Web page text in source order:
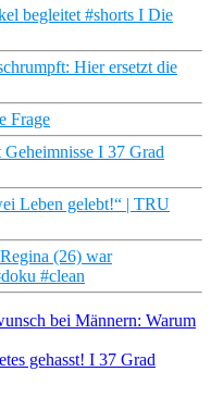
begleitet #shorts I Die
Hier ersetzt die
Frage
I 37 Grad
Leben gelebt!“ | TRU
(26) war
#clean
bei Männern: Warum
gehasst! I 37 Grad